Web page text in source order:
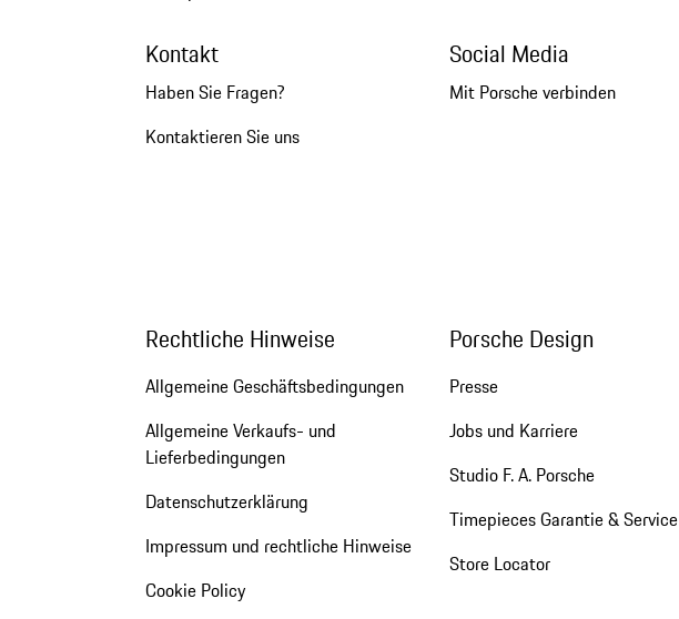
Kontakt
Haben Sie Fragen?
Kontaktieren Sie uns
Social Media
Mit Porsche verbinden
Rechtliche Hinweise
Allgemeine Geschäftsbedingungen
Allgemeine Verkaufs- und
Lieferbedingungen
Datenschutzerklärung
Impressum und rechtliche Hinweise
Cookie Policy
Porsche Design
Presse
Jobs und Karriere
Studio F. A. Porsche
Timepieces Garantie & Service
Store Locator